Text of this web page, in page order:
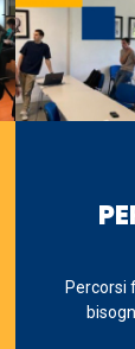
Percorsi